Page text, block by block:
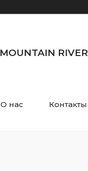
MOUNTAIN RIVER
О нас Контакты